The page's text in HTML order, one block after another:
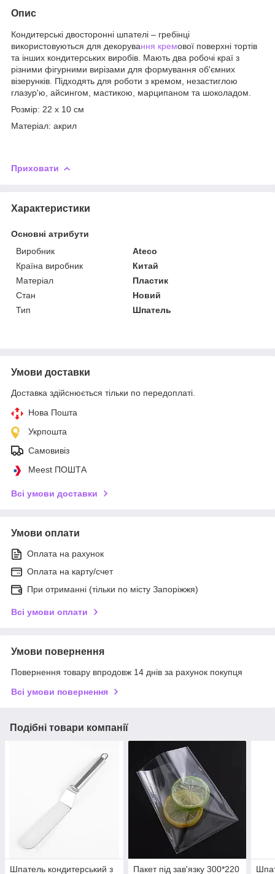
Опис
Кондитерські двосторонні шпателі – гребінці
використовуються для декорування кремової поверхні тортів
та інших кондитерських виробів. Мають два робочі краї з
різними фігурними вирізами для формування об'ємних
візерунків. Підходять для роботи з кремом, незастиглою
глазур'ю, айсингом, мастикою, марципаном та шоколадом.
Розмір: 22 х 10 см
Матеріал: акрил
Приховати
Характеристики
Основні атрибути
Виробник
Ateco
Країна виробник
Китай
Матеріал
Пластик
Стан
Новий
Тип
Шпатель
Умови доставки
Доставка здійснюється тільки по передоплаті.
Нова Пошта
Укрпошта
Самовивіз
Meest ПОШТА
Всі умови доставки
Умови оплати
Оплата на рахунок
Оплата на карту/счет
При отриманні (тільки по місту Запоріжжя)
Всі умови оплати
Умови повернення
Повернення товару впродовж 14 днів за рахунок покупця
Всі умови повернення
Подібні товари компанії
Шпатель кондитерський з Пакет під зав'язку 300*220